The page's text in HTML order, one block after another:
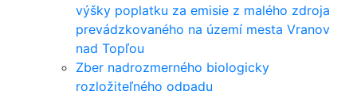
výšky poplatku za emisie z malého zdroja
prevádzkovaného na území mesta Vranov
nad Topľou
Zber nadrozmerného biologicky
rozložiteľného odpadu